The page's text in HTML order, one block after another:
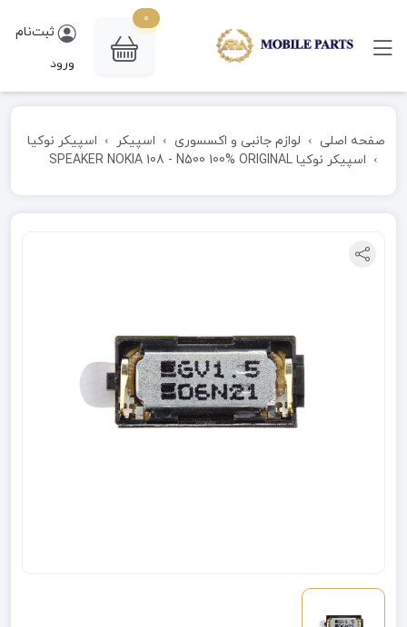
0
ثبت‌نام
ورود
صفحه اصلی لوازم جانبی و اکسسوری اسپیکر
اسپیکر نوکیا
اسپیکر نوکیا SPEAKER NOKIA 108 - N500 100% ORIGINAL